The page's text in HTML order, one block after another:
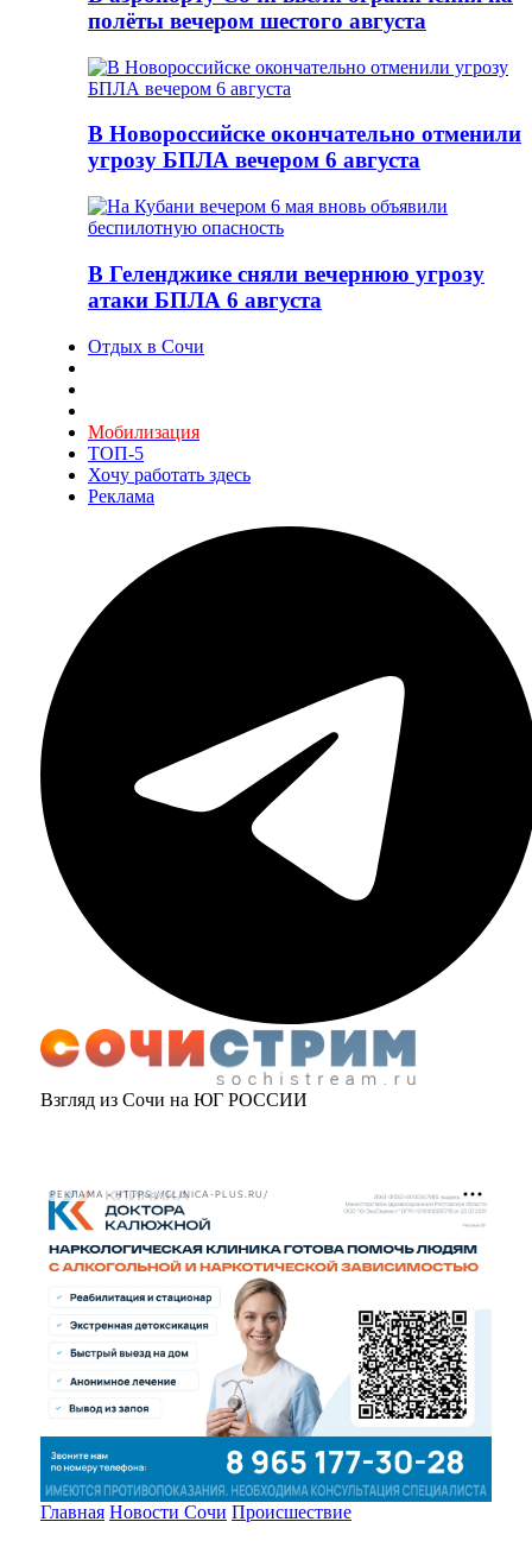
полёты вечером шестого августа
В Новороссийске окончательно отменили
угрозу БПЛА вечером 6 августа
В Геленджике сняли вечернюю угрозу
атаки БПЛА 6 августа
Отдых в Сочи
Мобилизация
ТОП-5
Хочу работать здесь
Реклама
Взгляд из Сочи на ЮГ РОССИИ
РЕКЛАМА • HTTPS://CLINICA-PLUS.RU/
Главная Новости Сочи Происшествие